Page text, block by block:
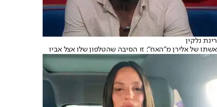
רינת נלקין
אשתו של אלירן מ"האח": זו הסיבה שהטלפון שלו אצל אביו